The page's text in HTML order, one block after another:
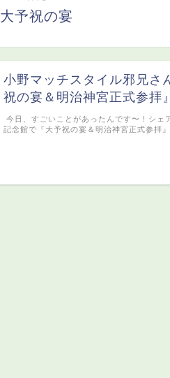
大予祝の宴
小野マッチスタイル邪兄さ
祝の宴＆明治神宮正式参拝
今日、すごいことがあったんです〜！シェ
記念館で『大予祝の宴＆明治神宮正式参拝